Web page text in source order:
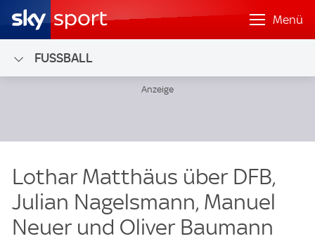
Menü
FUSSBALL
Lothar Matthäus über DFB,
Julian Nagelsmann, Manuel
Neuer und Oliver Baumann